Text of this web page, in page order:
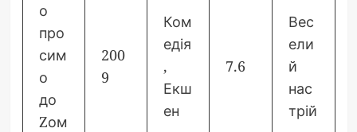
о
про
сим
о
до
Zом
200
9
Ком
едія
,
Екш
ен
7.6
Вес
ели
й
нас
трій